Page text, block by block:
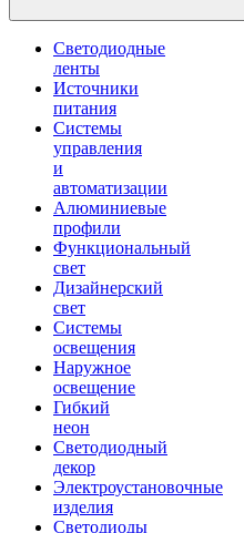
Светодиодные
ленты
Источники
питания
Системы
управления
и
автоматизации
Алюминиевые
профили
Функциональный
свет
Дизайнерский
свет
Системы
освещения
Наружное
освещение
Гибкий
неон
Светодиодный
декор
Электроустановочные
изделия
Светодиоды